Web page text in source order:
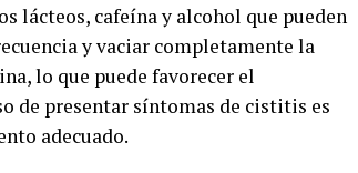
lácteos, cafeína y alcohol que pueden
y vaciar completamente la
lo que puede favorecer el
de presentar síntomas de cistitis es
adecuado.